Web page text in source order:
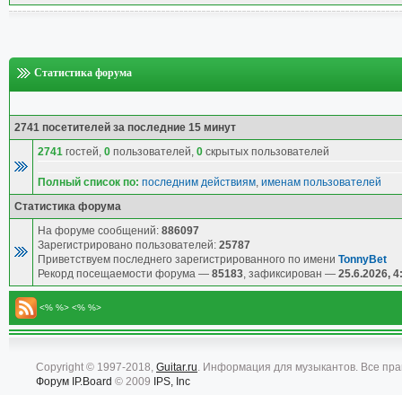
Статистика форума
2741 посетителей за последние 15 минут
2741 гостей, 0 пользователей, 0 скрытых пользователей
Полный список по: последним действиям, именам пользователей
Статистика форума
На форуме сообщений: 886097
Зарегистрировано пользователей: 25787
Приветствуем последнего зарегистрированного по имени TonnyBet
Рекорд посещаемости форума — 85183, зафиксирован — 25.6.2026,
<% %> <% %>
Copyright © 1997-2018, Guitar.ru. Информация для музыкантов. Все
Форум IP.Board © 2009 IPS, Inc